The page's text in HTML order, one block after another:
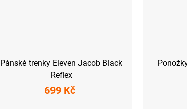
Pánské trenky Eleven Jacob Black
Reflex
699 Kč